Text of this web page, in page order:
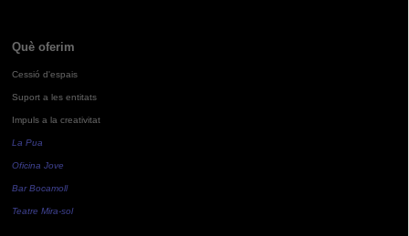
Què oferim
Cessió d'espais
Suport a les entitats
Impuls a la creativitat
La Pua
Oficina Jove
Bar Bocamoll
Teatre Mira-sol